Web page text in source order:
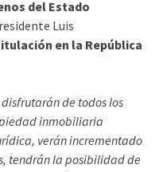
del Estado
Luis
en la República
de todos los
inmobiliaria
verán incrementado
tendrán la posibilidad de